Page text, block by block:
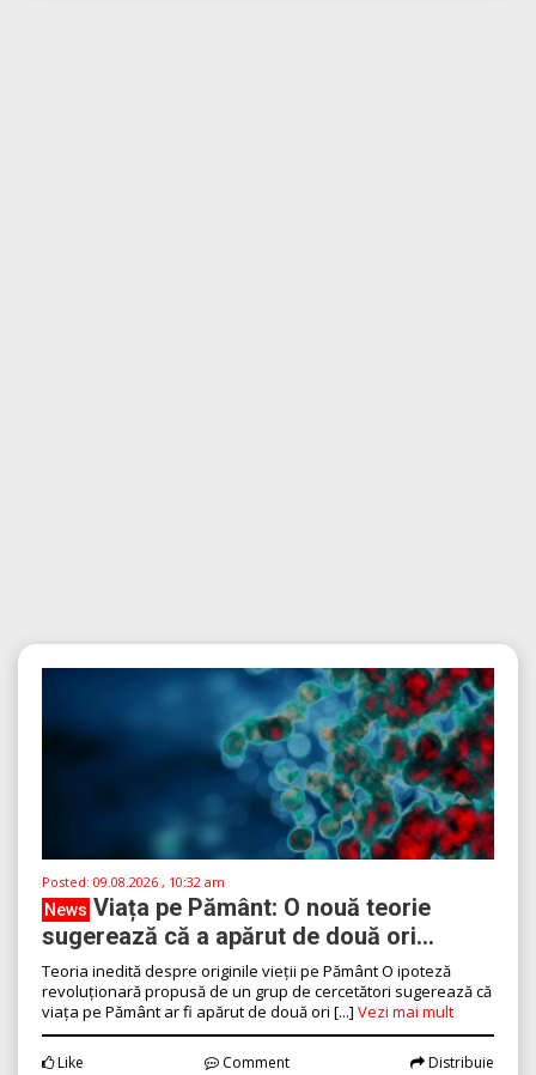
Posted: 09.08.2026 , 10:32 am
News Viața pe Pământ: O nouă teorie
sugerează că a apărut de două ori...
Teoria inedită despre originile vieții pe Pământ O ipoteză
revoluționară propusă de un grup de cercetători sugerează că
viața pe Pământ ar fi apărut de două ori [...] Vezi mai mult
Like Comment Distribuie